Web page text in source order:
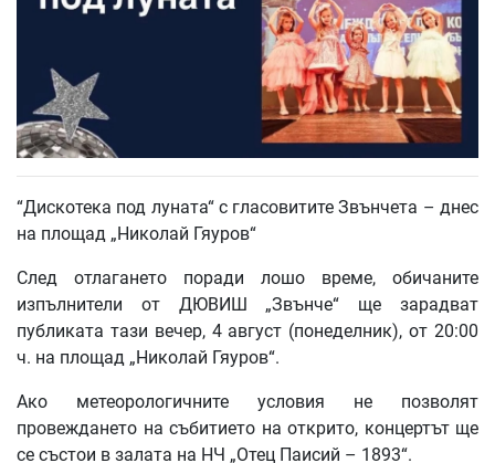
“Дискотека под луната“ с гласовитите Звънчета – днес
на площад „Николай Гяуров“
След отлагането поради лошо време, обичаните
изпълнители от ДЮВИШ „Звънче“ ще зарадват
публиката тази вечер, 4 август (понеделник), от 20:00
ч. на площад „Николай Гяуров“.
Ако метеорологичните условия не позволят
провеждането на събитието на открито, концертът ще
се състои в залата на НЧ „Отец Паисий – 1893“.